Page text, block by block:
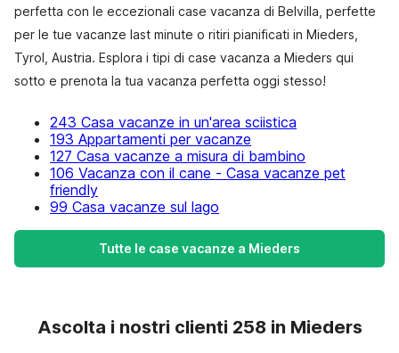
perfetta con le eccezionali case vacanza di Belvilla, perfette
per le tue vacanze last minute o ritiri pianificati in Mieders,
Tyrol, Austria. Esplora i tipi di case vacanza a Mieders qui
sotto e prenota la tua vacanza perfetta oggi stesso!
243 Casa vacanze in un'area sciistica
193 Appartamenti per vacanze
127 Casa vacanze a misura di bambino
106 Vacanza con il cane - Casa vacanze pet
friendly
99 Casa vacanze sul lago
Tutte le case vacanze a Mieders
Ascolta i nostri clienti 258 in Mieders